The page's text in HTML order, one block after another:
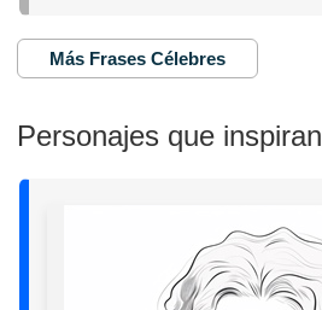
Más Frases Célebres
Personajes que inspiran